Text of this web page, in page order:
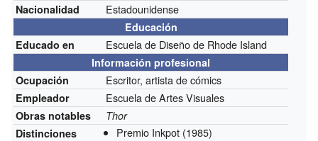
Nacionalidad Estadounidense
Educación
Educado en
Escuela de Diseño de Rhode Island
Información profesional
Ocupación
Escritor, artista de cómics
Empleador Escuela de Artes Visuales
Obras notables
Thor
Distinciones
Premio Inkpot (1985)